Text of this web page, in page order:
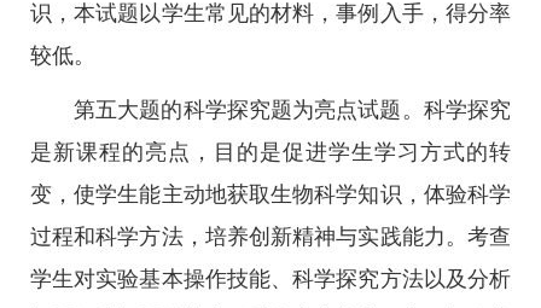
识，本试题以学生常见的材料，事例入手，得分率
较低。
第五大题的科学探究题为亮点试题。科学探究
是新课程的亮点，目的是促进学生学习方式的转
变，使学生能主动地获取生物科学知识，体验科学
过程和科学方法，培养创新精神与实践能力。考查
学生对实验基本操作技能、科学探究方法以及分析